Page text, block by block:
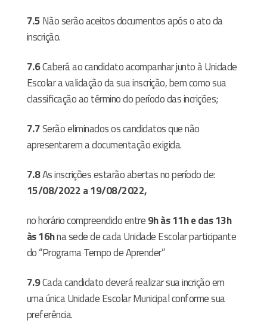
7.5Não serão aceitos documentos após o ato da
inscrição.
7.6Caberá ao candidato acompanhar junto à Unidade
Escolar a validação da sua inscrição, bem como sua
classificação ao término do período das incrições;
7.7Serão eliminados os candidatos que não
apresentarem a documentação exigida.
7.8As inscrições estarão abertas no período de:
15/08/2022 a 19/08/2022,
no horário compreendido entre9h às 11h e das 13h
às 16hna sede de cada Unidade Escolarparticipante
do “Programa Tempo de Aprender”
7.9Cada candidato deverá realizar sua incrição em
uma única Unidade Escolar Municipal conforme sua
preferência.